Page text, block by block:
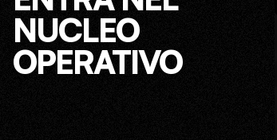
NUCLEO
OPERATIVO